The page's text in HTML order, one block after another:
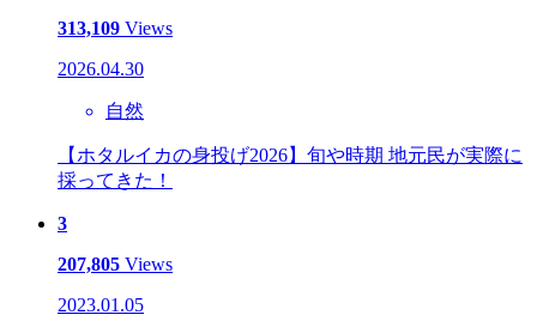
313,109 Views
2026.04.30
自然
【ホタルイカの身投げ2026】旬や時期 地元民が実際に
採ってきた！
3
207,805 Views
2023.01.05